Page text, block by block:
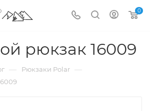
0
рюкзак 16009
— Рюкзаки Polar —